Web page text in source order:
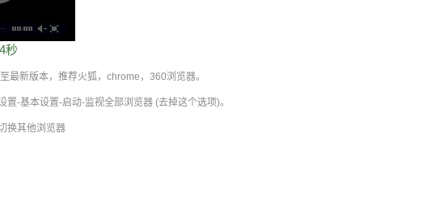
秒
最新版本，推荐火狐，chrome，360浏览器。
-基本设置-启动-监视全部浏览器 (去掉这个选项)。
换其他浏览器